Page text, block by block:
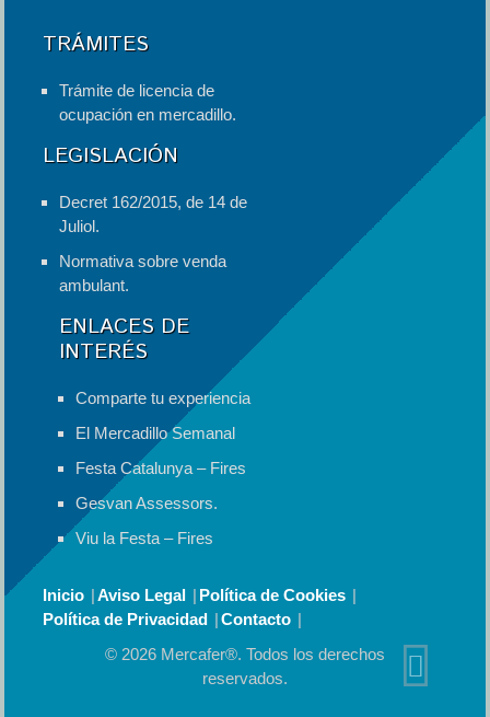
TRÁMITES
Trámite de licencia de
ocupación en mercadillo.
LEGISLACIÓN
Decret 162/2015, de 14 de
Juliol.
Normativa sobre venda
ambulant.
ENLACES DE
INTERÉS
Comparte tu experiencia
El Mercadillo Semanal
Festa Catalunya – Fires
Gesvan Assessors.
Viu la Festa – Fires
Inicio Aviso Legal
Política de Cookies
Política de Privacidad
Contacto
© 2026 Mercafer®. Todos los derechos
reservados.